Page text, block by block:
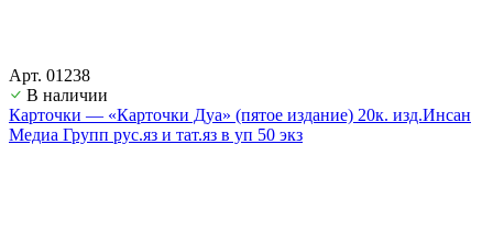
Арт. 01238
В наличии
Карточки — «Карточки Дуа» (пятое издание) 20к. изд.Инсан
Медиа Групп рус.яз и тат.яз в уп 50 экз